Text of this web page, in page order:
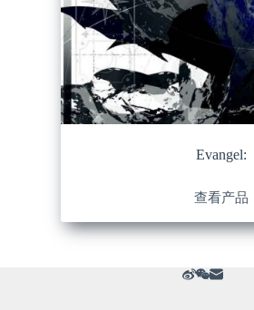
Evangel:
查看产品